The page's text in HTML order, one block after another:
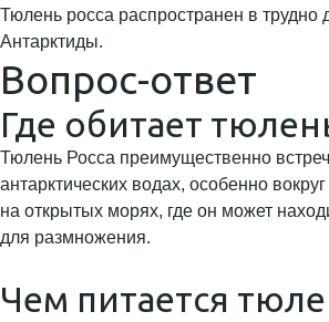
Тюлень росса распространен в трудно
Антарктиды.
Вопрос-ответ
Где обитает
Тюлень Росса преимущественно
антарктических водах, особенно
на открытых морях, где он может
для размножения.
Чем питается